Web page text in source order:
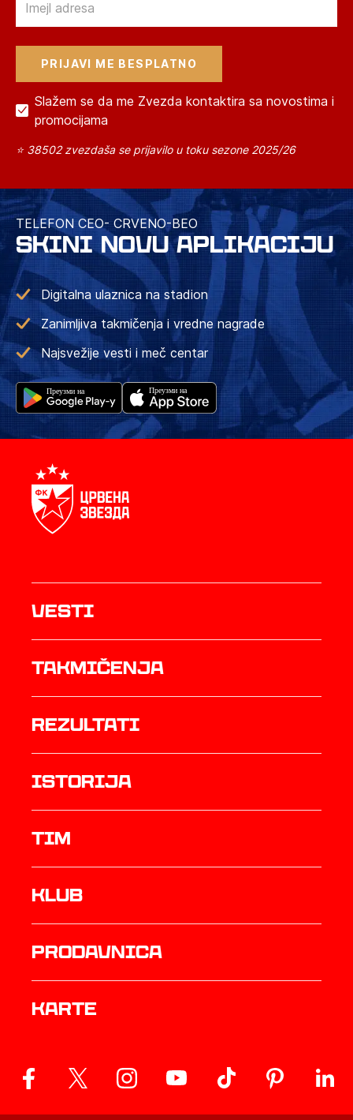
Slažem se da me Zvezda kontaktira sa novostima i
promocijama
⭐ 38502 zvezdaša se prijavilo u toku sezone 2025/26
TELEFON CEO- CRVENO-BEO
SKINI NOVU APLIKACIJU
Digitalna ulaznica na stadion
Zanimljiva takmičenja i vredne nagrade
Najsvežije vesti i meč centar
Vesti
Takmičenja
rezultati
istorija
TIM
Klub
prodavnica
Karte